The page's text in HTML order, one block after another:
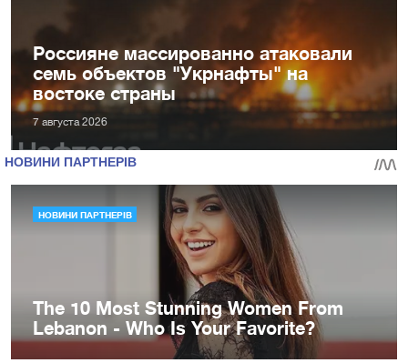
Россияне массированно атаковали
семь объектов "Укрнафты" на
востоке страны
7 августа 2026